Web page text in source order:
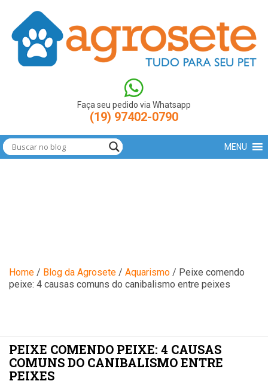
Date().getTime(),event:'gtm.js'});var
f=d.getElementsByTagName(s)[0],
j=d.createElement(s),dl=l!='dataLayer'?'&l='+l:'';j.async=true;j.src=
'https://www.googletagmanager.com/gtm.js?
id='+i+dl;f.parentNode.insertBefore(j,f); })
(window,document,'script','dataLayer','GTM-N9LBXCV');
Faça seu pedido via Whatsapp
(19) 97402-0790
MENU
Blog
Home / Blog da Agrosete / Aquarismo / Peixe comendo
peixe: 4 causas comuns do canibalismo entre peixes
PEIXE COMENDO PEIXE: 4 CAUSAS
COMUNS DO CANIBALISMO ENTRE
PEIXES